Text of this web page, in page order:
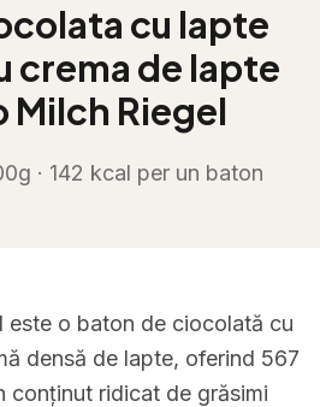
cu lapte
crema de lapte
Milch Riegel
· 142 kcal per un baton
este o baton de ciocolată cu
densă de lapte, oferind 567
conținut ridicat de grăsimi